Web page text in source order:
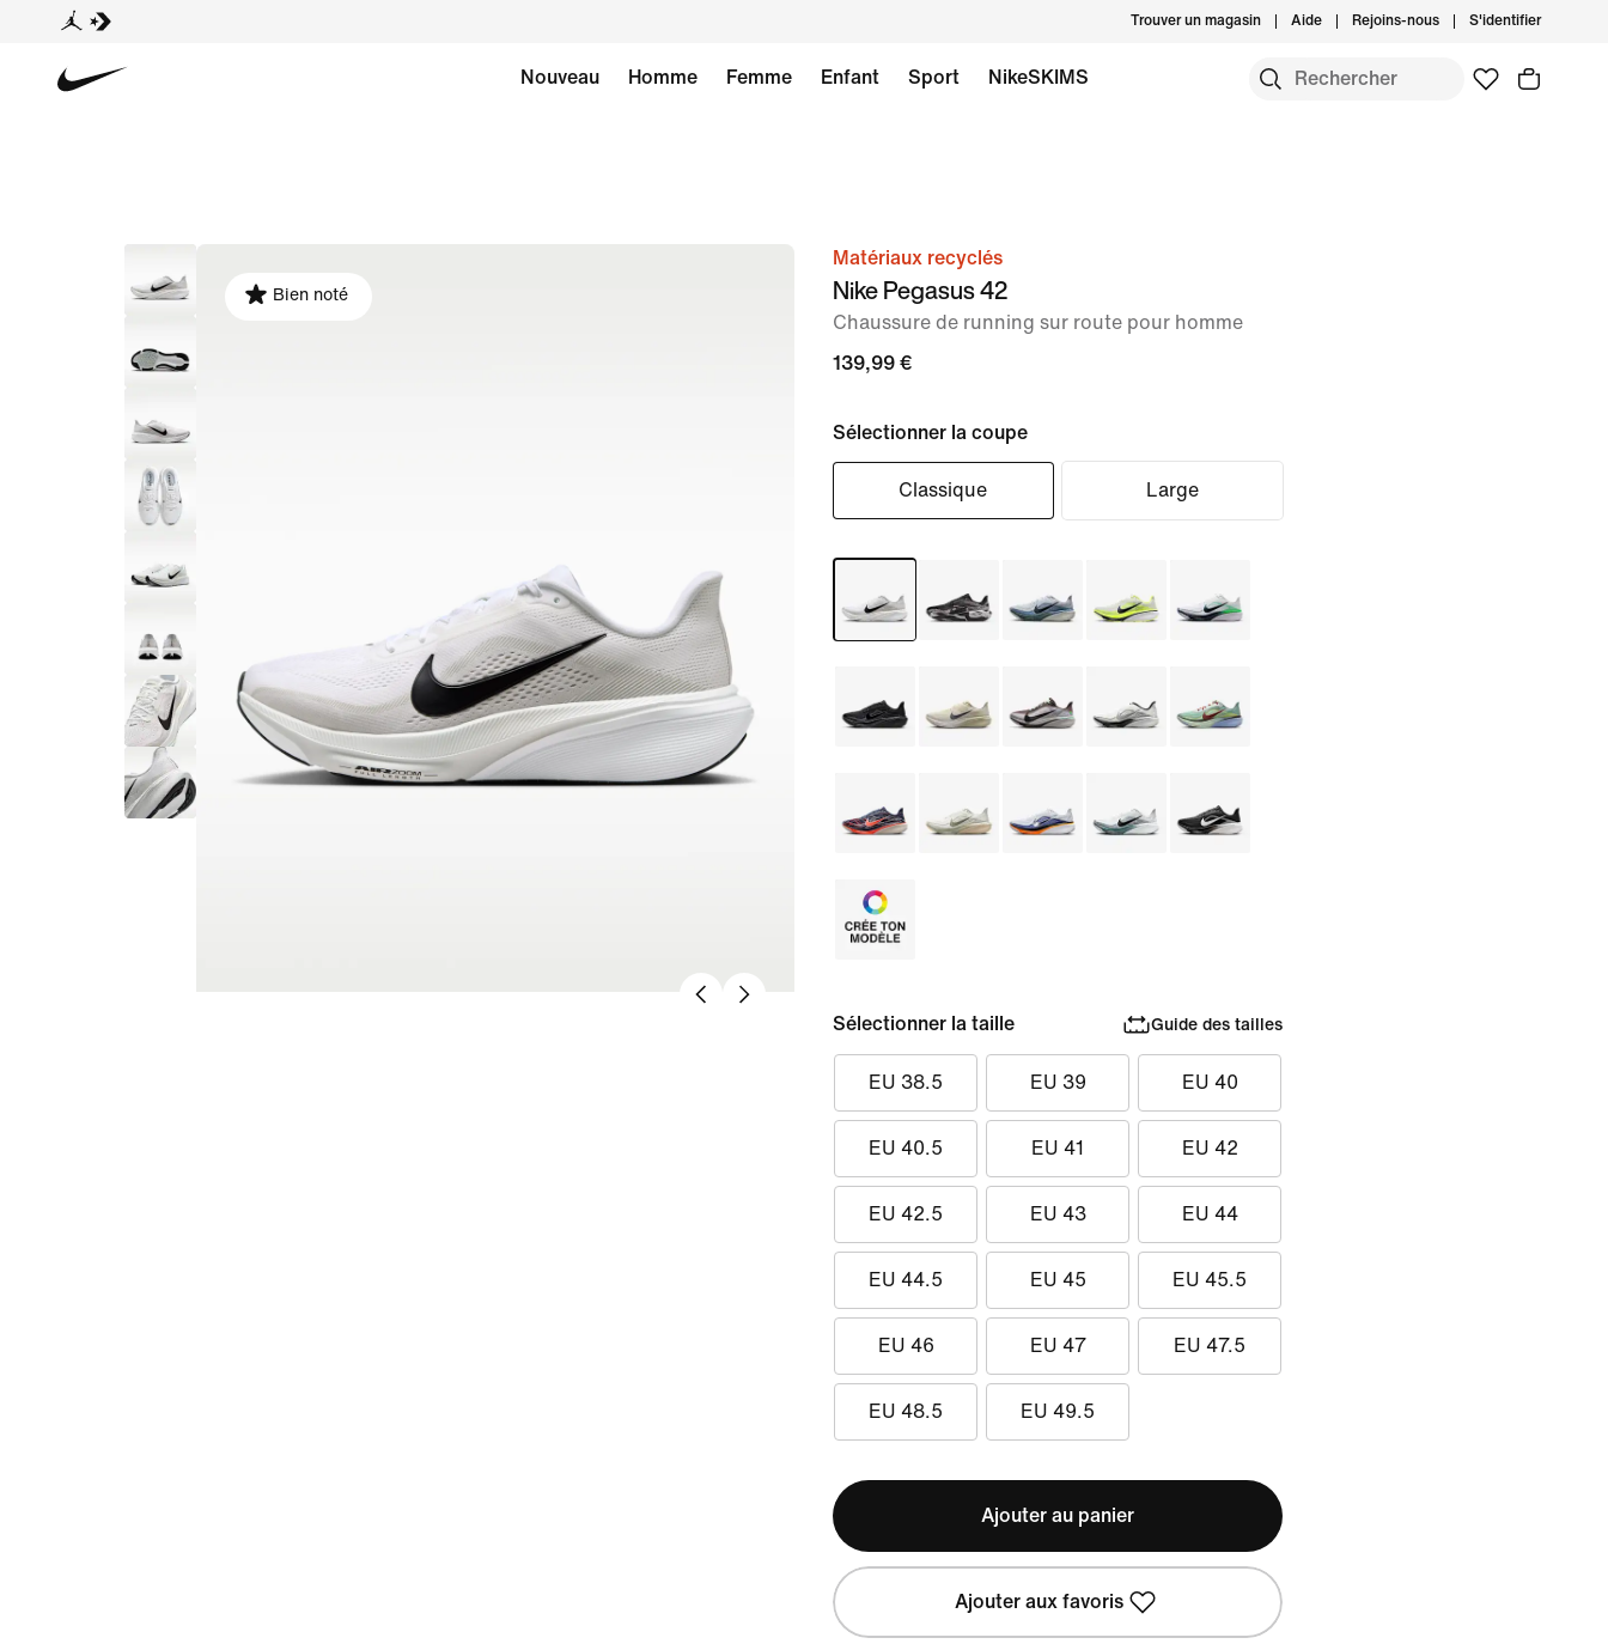
Trouver un magasin Aide Rejoins-nous S'identifier
Nouveau Homme Femme Enfant Sport NikeSKIMS
image 1
Bien noté
Matériaux recyclés
Nike Pegasus 42
Chaussure de running sur route pour homme
139,99 €
Sélectionner la coupe
Classique Large
Sélectionner la taille Guide des tailles
EU 38.5 EU 39 EU 40
EU 40.5 EU 41 EU 42
EU 42.5 EU 43 EU 44
EU 44.5 EU 45 EU 45.5
EU 46 EU 47 EU 47.5
EU 48.5 EU 49.5
Ajouter au panier
Ajouter aux favoris